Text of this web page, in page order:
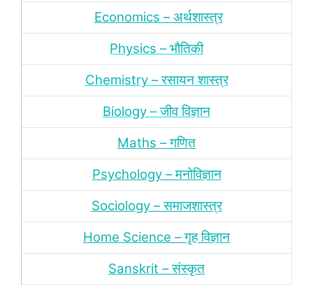
Economics – अर्थशास्‍त्र
Physics – भौतिकी
Chemistry – रसायन शास्‍त्र
Biology – जीव विज्ञान
Maths – गणित
Psychology – मनोविज्ञान
Sociology – समाजशास्‍त्र
Home Science – गृह विज्ञान
Sanskrit – संस्‍कृत